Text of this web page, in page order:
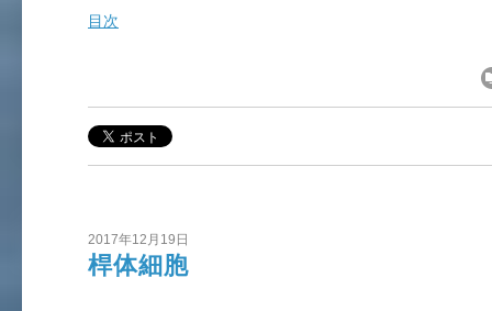
目次
2017年12月19日
桿体細胞